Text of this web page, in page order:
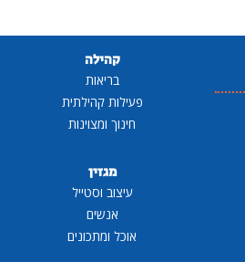
קהילה
בריאות
פעילות קהילתית
חינוך ומצוינות
מגזין
עיצוב וסטייל
אנשים
אוכל ומתכונים